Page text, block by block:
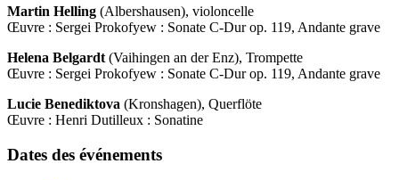
Martin Helling (Albershausen), violoncelle
Œuvre : Sergei Prokofyew : Sonate C-Dur op. 119, Andante grave
Helena Belgardt(Vaihingen an der Enz), Trompette
Œuvre : Sergei Prokofyew : Sonate C-Dur op. 119, Andante grave
Lucie Benediktova (Kronshagen), Querflöte
Œuvre : Henri Dutilleux : Sonatine
Dates des événements